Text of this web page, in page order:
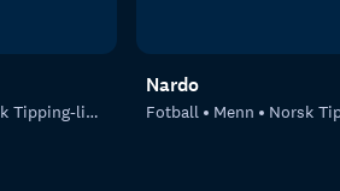
ligaen
Nardo
Fotball Menn Norsk